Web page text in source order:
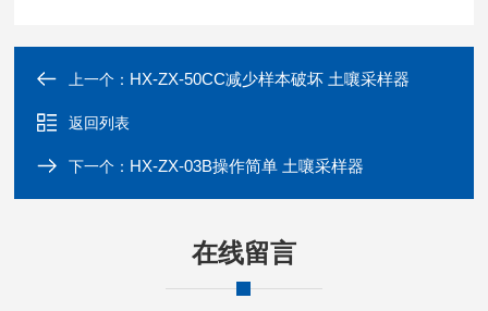
上一个： HX-ZX-50CC减少样本破坏 土嚷采样器
返回列表
下一个： HX-ZX-03B操作简单 土嚷采样器
在线留言